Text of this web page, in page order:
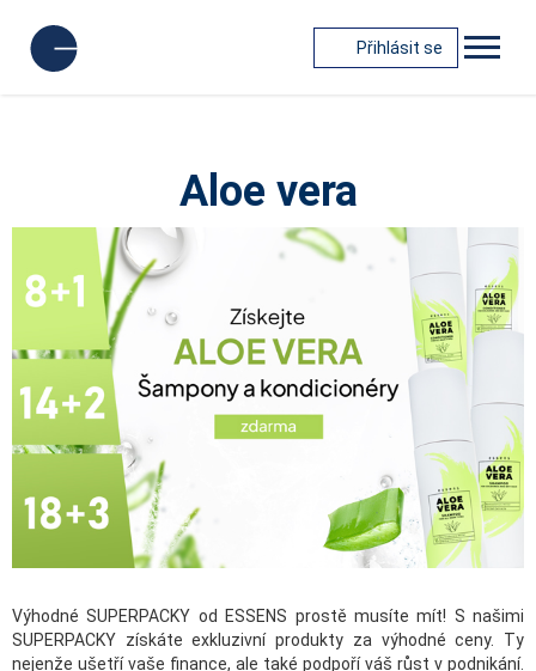
Přihlásit se
Aloe vera
Výhodné SUPERPACKY od ESSENS prostě musíte mít! S našimi
SUPERPACKY získáte exkluzivní produkty za výhodné ceny. Ty
nejenže ušetří vaše finance, ale také podpoří váš růst v podnikání.